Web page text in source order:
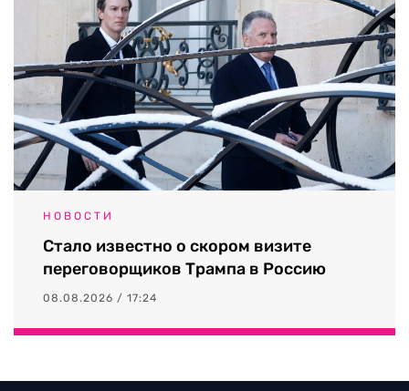
НОВОСТИ
Стало известно о скором визите
переговорщиков Трампа в Россию
08.08.2026 / 17:24